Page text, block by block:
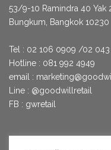
53/9­-10 Ramindra 40 Yak
Bungkum, Bangkok 10230
Tel : 02 106 0909 /02 043
Hotline : 081 992 4949
email :
Line : @goodwillretail
FB : gwretail